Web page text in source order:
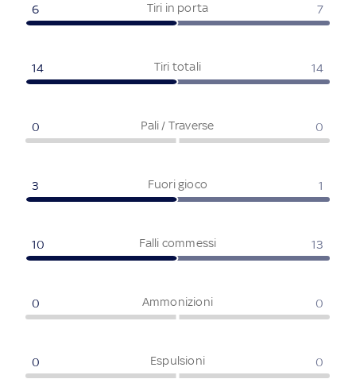
Tiri in porta
6 7
Tiri totali
14 14
Pali / Traverse
0 0
Fuori gioco
3 1
Falli commessi
10 13
Ammonizioni
0 0
Espulsioni
0 0